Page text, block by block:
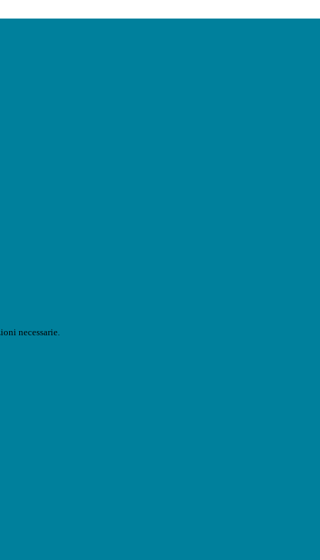
necessarie.